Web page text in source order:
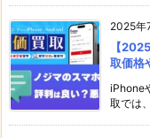
2025年
【
取価格
iPhone
取では